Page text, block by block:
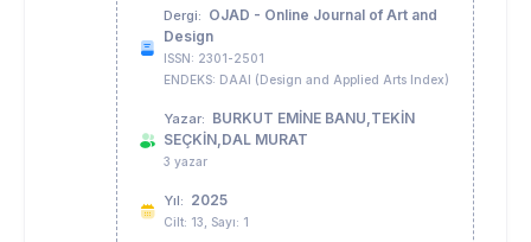
Dergi: OJAD - Online Journal of Art and
Design
ISSN: 2301-2501
ENDEKS: DAAI (Design and Applied Arts Index)
Yazar: BURKUT EMİNE BANU,TEKİN
SEÇKİN,DAL MURAT
3 yazar
Yıl: 2025
Cilt: 13, Sayı: 1